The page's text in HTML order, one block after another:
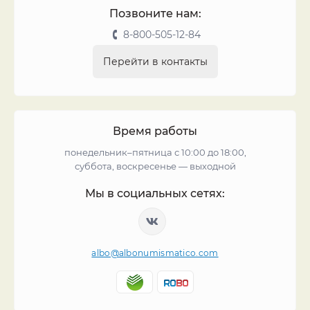
Позвоните нам:
8-800-505-12-84
Перейти в контакты
Время работы
понедельник–пятница с 10:00 до 18:00,
суббота, воскресенье — выходной
Мы в социальных сетях:
albo@albonumismatico.com